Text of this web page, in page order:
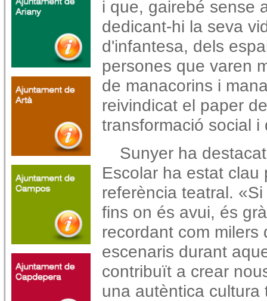
i que, gairebé sense
dedicant-hi la seva
d'infantesa, dels
persones que varen
de manacorins i
reivindicat el paper
transformació social
Sunyer ha
Escolar ha estat clau
referència teatral.
fins on és avui, és
recordant com
escenaris durant
contribuït a crear
una autèntica cultura